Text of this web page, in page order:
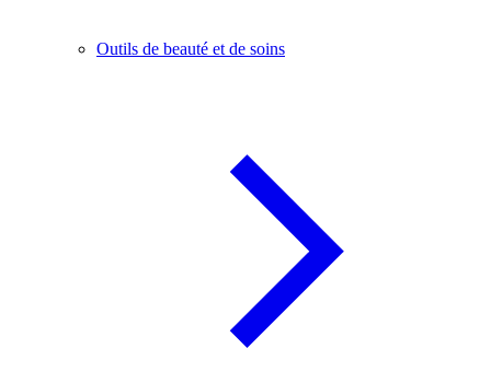
Outils de beauté et de soins